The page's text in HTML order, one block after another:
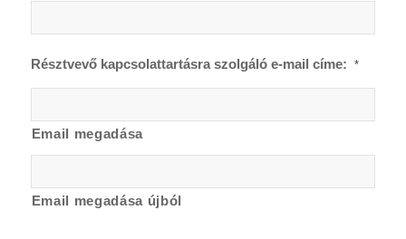
Résztvevő kapcsolattartásra szolgáló e-mail címe: *
Email megadása
Email megadása újból